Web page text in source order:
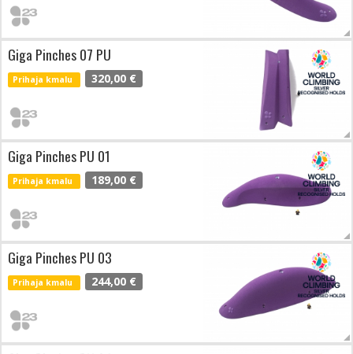
Giga Pinches 07 PU
Prihaja kmalu 320,00 €
Giga Pinches PU 01
Prihaja kmalu 189,00 €
Giga Pinches PU 03
Prihaja kmalu 244,00 €